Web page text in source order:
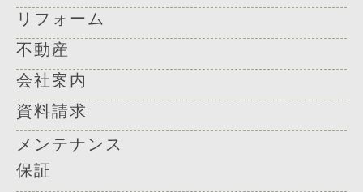
リフォーム
不動産
会社案内
資料請求
メンテナンス
保証